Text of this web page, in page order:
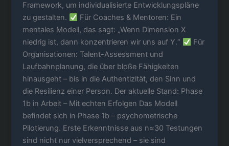
Framework, um individualisierte Entwicklungspläne
zu gestalten.
Für Coaches & Mentoren: Ein
mentales Modell, das sagt: „Wenn Dimension X
niedrig ist, dann konzentrieren wir uns auf Y.“
Für
Organisationen: Talent-Assessment und
Laufbahnplanung, die über bloße Fähigkeiten
hinausgeht – bis in die Authentizität, den Sinn und
die Resilienz einer Person. Der aktuelle Stand: Phase
1b in Arbeit – Mit echten Erfolgen Das Modell
befindet sich in Phase 1b – psychometrische
Pilotierung. Erste Erkenntnisse aus n≈30 Testungen
sind nicht nur vielversprechend – sie sind